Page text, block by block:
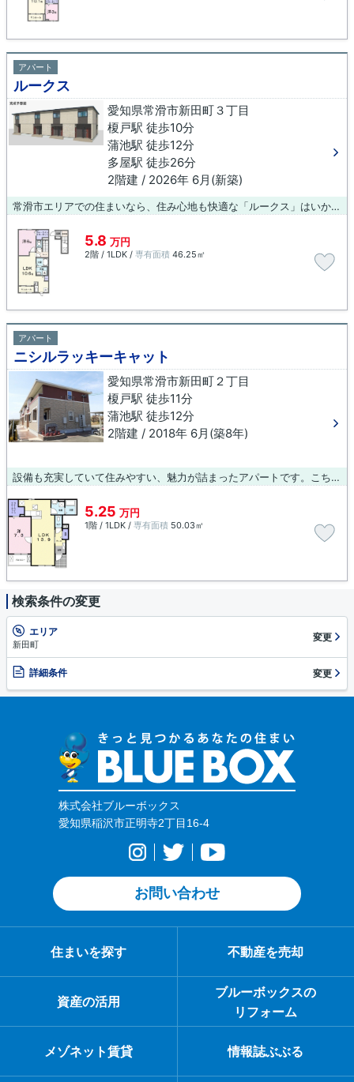
アパート
ルークス
愛知県常滑市新田町３丁目
榎戸駅 徒歩10分
蒲池駅 徒歩12分
多屋駅 徒歩26分
2階建 / 2026年 6月(新築)
常滑市エリアでの住まいなら、住み心地も快適な「ルークス」はいかがでしょうか。アパートタイプのお部屋です。こだわりの条件として多い、駅徒歩10分の物件です。当社は常滑市や榎戸付近での物件情報を豊富に取り扱っております。経験豊富なスタッフが一生懸命サポートしますので、まずはご連絡ください。
5.8 万円
2階 / 1LDK / 専有面積 46.25㎡
アパート
ニシルラッキーキャット
愛知県常滑市新田町２丁目
榎戸駅 徒歩11分
蒲池駅 徒歩12分
2階建 / 2018年 6月(築8年)
設備も充実していて住みやすい、魅力が詰まったアパートです。こちらの物件は駅まで徒歩で11分で到着します。中古物件を選ぶ上で新築よりも価格が下がることが多い築8年の物件です。住まいを求める上で、交通アクセスを重視するなら、榎戸周辺が適しているでしょう。この機会にぜひお引っ越しをご検討ください。
5.25 万円
1階 / 1LDK / 専有面積 50.03㎡
検索条件の変更
エリア
新田町
変更
詳細条件 変更
株式会社ブルーボックス
愛知県稲沢市正明寺2丁目16-4
お問い合わせ
住まいを探す 不動産を売却
資産の活用
ブルーボックスの
リフォーム
メゾネット賃貸 情報誌ぶぶる